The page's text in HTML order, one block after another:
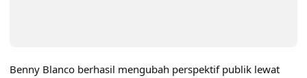
Benny Blanco berhasil mengubah perspektif publik lewat